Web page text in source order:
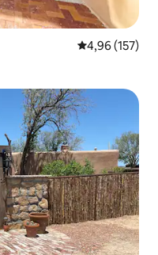
prosječna
4,96 (157)